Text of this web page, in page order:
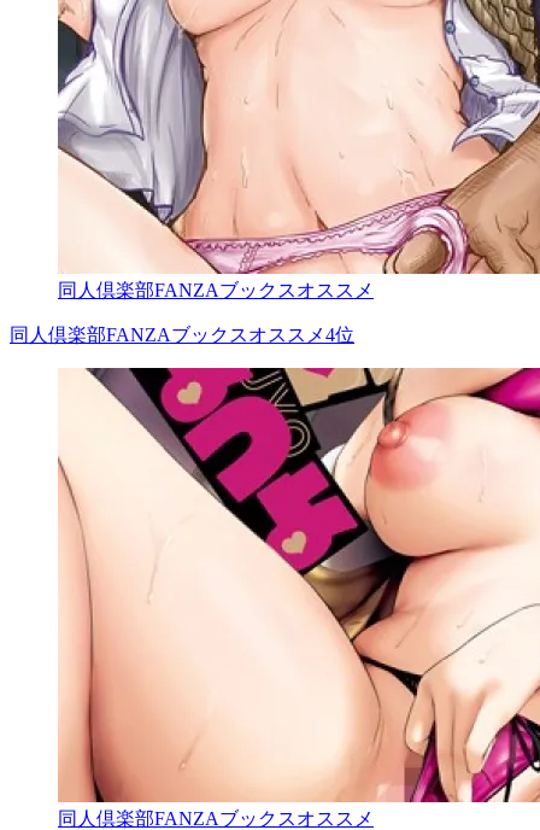
同人倶楽部FANZAブックスオススメ
同人倶楽部FANZAブックスオススメ4位
同人倶楽部FANZAブックスオススメ